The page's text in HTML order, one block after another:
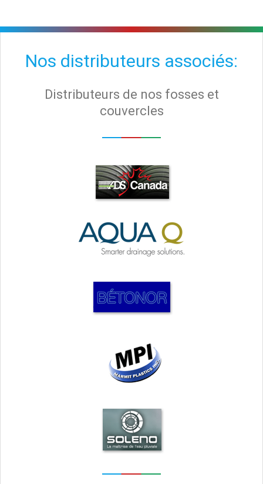
Nos distributeurs associés:
Distributeurs de nos fosses et
couvercles